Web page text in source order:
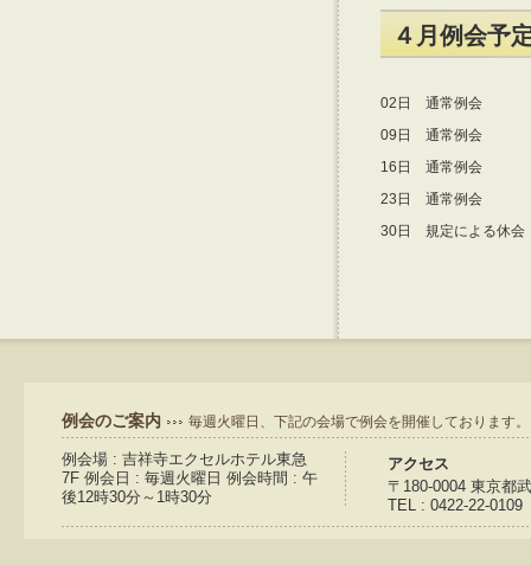
４月例会予
02日 通常例会
09日 通常例会
16日 通常例会
23日 通常例会
30日 規定による休会
例会のご案内 毎週火曜日、下記の会場で例会を開催しております。
例会場 : 吉祥寺エクセルホテル東急
7F 例会日 : 毎週火曜日 例会時間 : 午
後12時30分～1時30分
アクセス
〒180-0004 東京都
TEL : 0422-22-